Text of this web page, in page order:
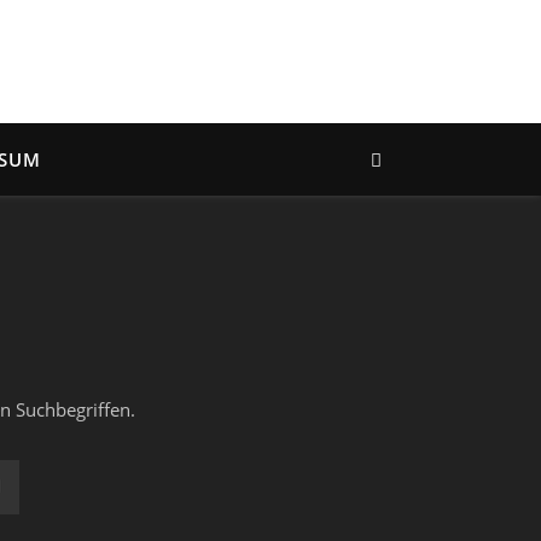
Suchbegriffen.